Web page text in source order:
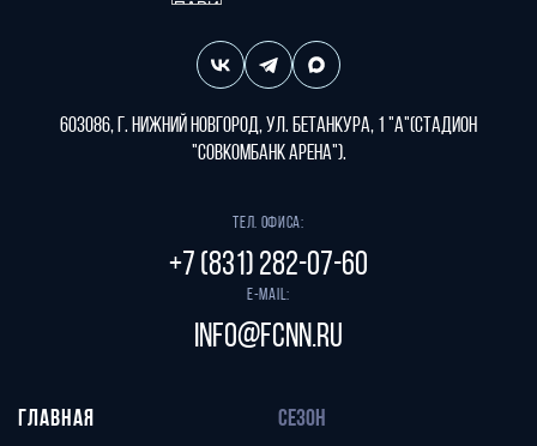
603086, г. Нижний Новгород, ул. Бетанкура, 1 "А"(стадион
"СОВКОМБАНК АРЕНА").
Тел. офиса:
+7 (831) 282-07-60
E-mail:
info@fcnn.ru
ГЛАВНАЯ
СЕЗОН